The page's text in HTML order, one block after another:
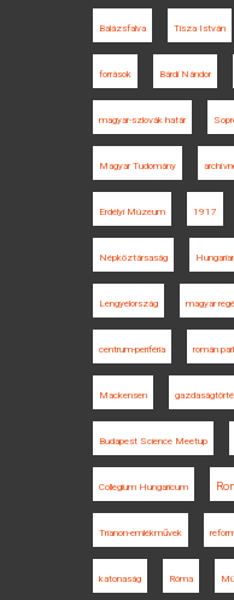
Balázsfalva Tisza István
források Bárdi Nándor
magyar-szlovák határ
Magyar Tudomány
Erdélyi Múzeum 1917
Népköztársaság
Lengyelország magyar
centrum-periféria román
Mackensen
Budapest Science Meetup
Collegium Hungaricum
Trianon-emlékművek
katonaság Róma